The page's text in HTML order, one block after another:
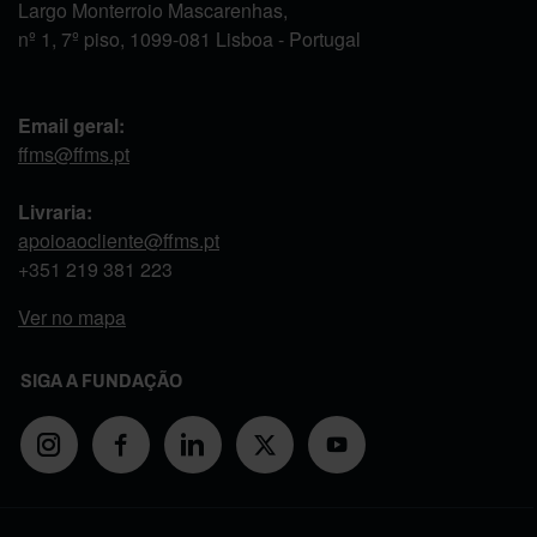
Largo Monterroio Mascarenhas,
nº 1, 7º piso, 1099-081 Lisboa - Portugal
Email geral:
ffms@ffms.pt
Livraria:
apoioaocliente@ffms.pt
+351 219 381 223
Ver no mapa
SIGA A FUNDAÇÃO